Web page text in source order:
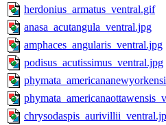
herdonius_armatus_ventral.gif
anasa_acutangula_ventral.jpg
amphaces_angularis_ventral.jpg
podisus_acutissimus_ventral.jpg